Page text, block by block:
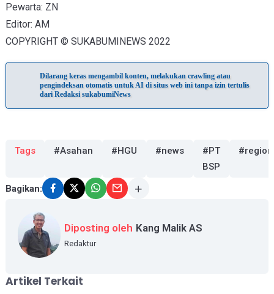
Pewarta: ZN
Editor: AM
COPYRIGHT © SUKABUMINEWS 2022
Dilarang keras mengambil konten, melakukan crawling atau
pengindeksan otomatis untuk AI di situs web ini tanpa izin tertulis
dari Redaksi sukabumiNews
Tags #Asahan #HGU #news
#PT
BSP
Bagikan:
Diposting oleh Kang Malik AS
Redaktur
Artikel Terkait